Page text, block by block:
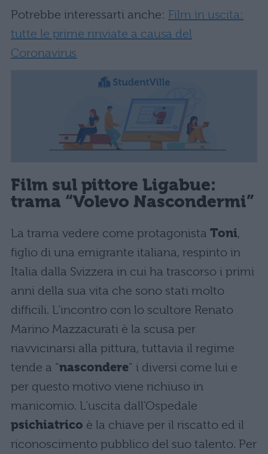
Potrebbe interessarti anche: Film in uscita:
tutte le prime rinviate a causa del
Coronavirus
Film sul pittore Ligabue:
trama “Volevo Nascondermi”
La trama vedere come protagonista Toni,
figlio di una emigrante italiana, respinto in
Italia dalla Svizzera in cui ha trascorso i primi
anni della sua vita che sono stati molto
difficili. L’incontro con lo scultore Renato
Marino Mazzacurati è la scusa per
riavvicinarsi alla pittura, tuttavia il regime
tende a “nascondere” i diversi come lui e
per questo motivo viene richiuso in
manicomio. L’uscita dall’Ospedale
psichiatrico è la chiave per il riscatto ed il
riconoscimento pubblico del suo talento. Per